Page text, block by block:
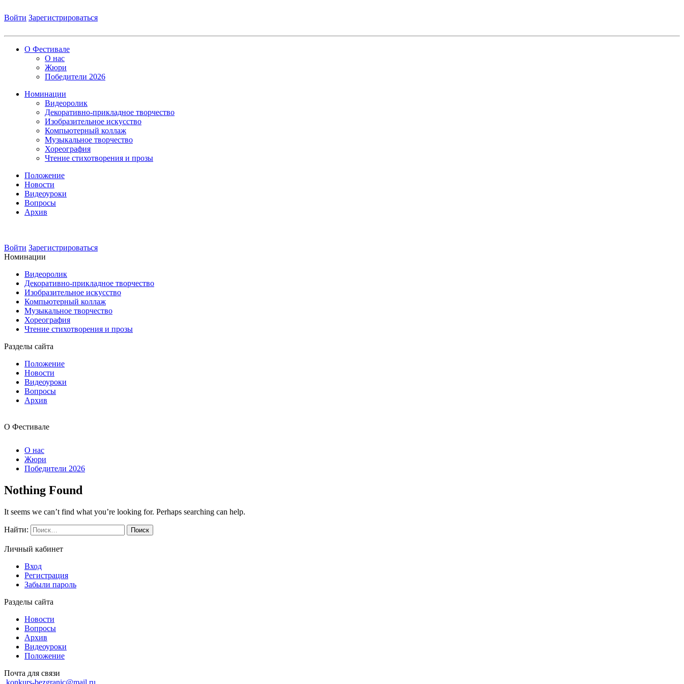
Войти Зарегистрироваться
О Фестивале
О нас
Жюри
Победители 2026
Номинации
Видеоролик
Декоративно-прикладное творчество
Изобразительное искусство
Компьютерный коллаж
Музыкальное творчество
Хореография
Чтение стихотворения и прозы
Положение
Новости
Видеоуроки
Вопросы
Архив
Войти Зарегистрироваться
Номинации
Видеоролик
Декоративно-прикладное творчество
Изобразительное искусство
Компьютерный коллаж
Музыкальное творчество
Хореография
Чтение стихотворения и прозы
Разделы сайта
Положение
Новости
Видеоуроки
Вопросы
Архив
О Фестивале
О нас
Жюри
Победители 2026
Nothing Found
It seems we can’t find what you’re looking for. Perhaps searching can help.
Найти:
Личный кабинет
Вход
Регистрация
Забыли пароль
Разделы сайта
Новости
Вопросы
Архив
Видеоуроки
Положение
Почта для связи
konkurs-bezgranic@mail.ru